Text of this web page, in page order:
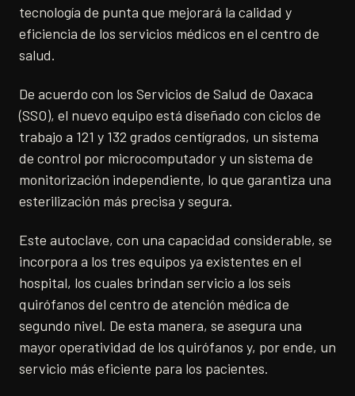
tecnología de punta que mejorará la calidad y
eficiencia de los servicios médicos en el centro de
salud.
De acuerdo con los Servicios de Salud de Oaxaca
(SSO), el nuevo equipo está diseñado con ciclos de
trabajo a 121 y 132 grados centígrados, un sistema
de control por microcomputador y un sistema de
monitorización independiente, lo que garantiza una
esterilización más precisa y segura.
Este autoclave, con una capacidad considerable, se
incorpora a los tres equipos ya existentes en el
hospital, los cuales brindan servicio a los seis
quirófanos del centro de atención médica de
segundo nivel. De esta manera, se asegura una
mayor operatividad de los quirófanos y, por ende, un
servicio más eficiente para los pacientes.